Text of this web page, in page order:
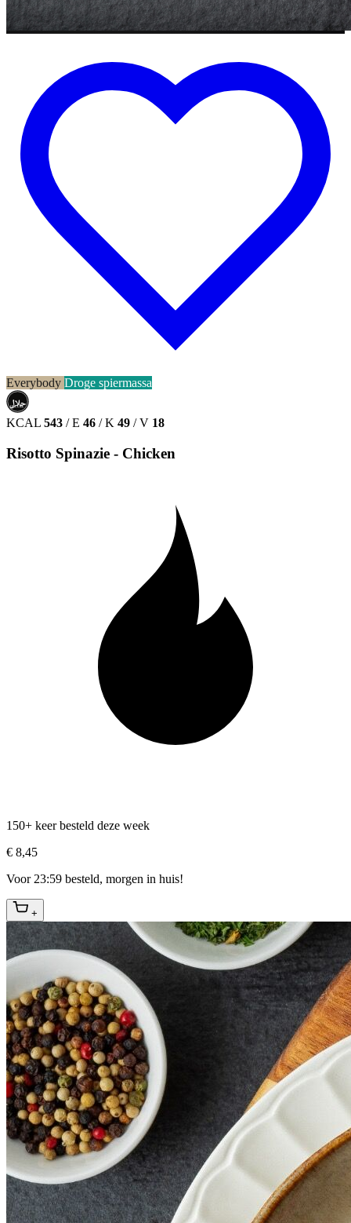
Everybody Droge spiermassa
حلال
HALAL
KCAL 543 / E 46 / K 49 / V 18
Risotto Spinazie - Chicken
150+ keer besteld deze week
€ 8,45
Voor 23:59 besteld, morgen in huis!
+